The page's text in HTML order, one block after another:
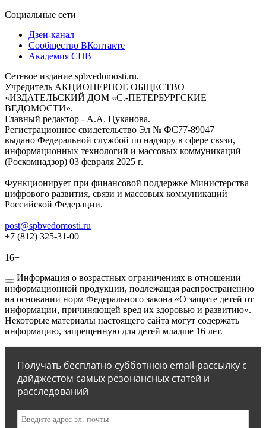
Социальные сети
Дзен-канал
Сообщество ВКонтакте
Академия СПВ
Сетевое издание spbvedomosti.ru.
Учредитель АКЦИОНЕРНОЕ ОБЩЕСТВО
«ИЗДАТЕЛЬСКИЙ ДОМ «С.-ПЕТЕРБУРГСКИЕ
ВЕДОМОСТИ».
Главный редактор - А.А. Цуканова.
Регистрационное свидетельство Эл № ФС77-89047
выдано Федеральной службой по надзору в сфере связи,
информационных технологий и массовых коммуникаций
(Роскомнадзор) 03 февраля 2025 г.
Функционирует при финансовой поддержке Министерства
цифрового развития, связи и массовых коммуникаций
Российской Федерации.
post@spbvedomosti.ru
+7 (812) 325-31-00
16+
Информация о возрастных ограничениях в отношении
информационной продукции, подлежащая распространению
на основании норм Федерального закона «О защите детей от
информации, причиняющей вред их здоровью и развитию».
Некоторые материалы настоящего сайта могут содержать
информацию, запрещенную для детей младше 16 лет.
Получать бесплатно субботнюю email-рассылку с
дайджестом самых резонансных статей и
расследований